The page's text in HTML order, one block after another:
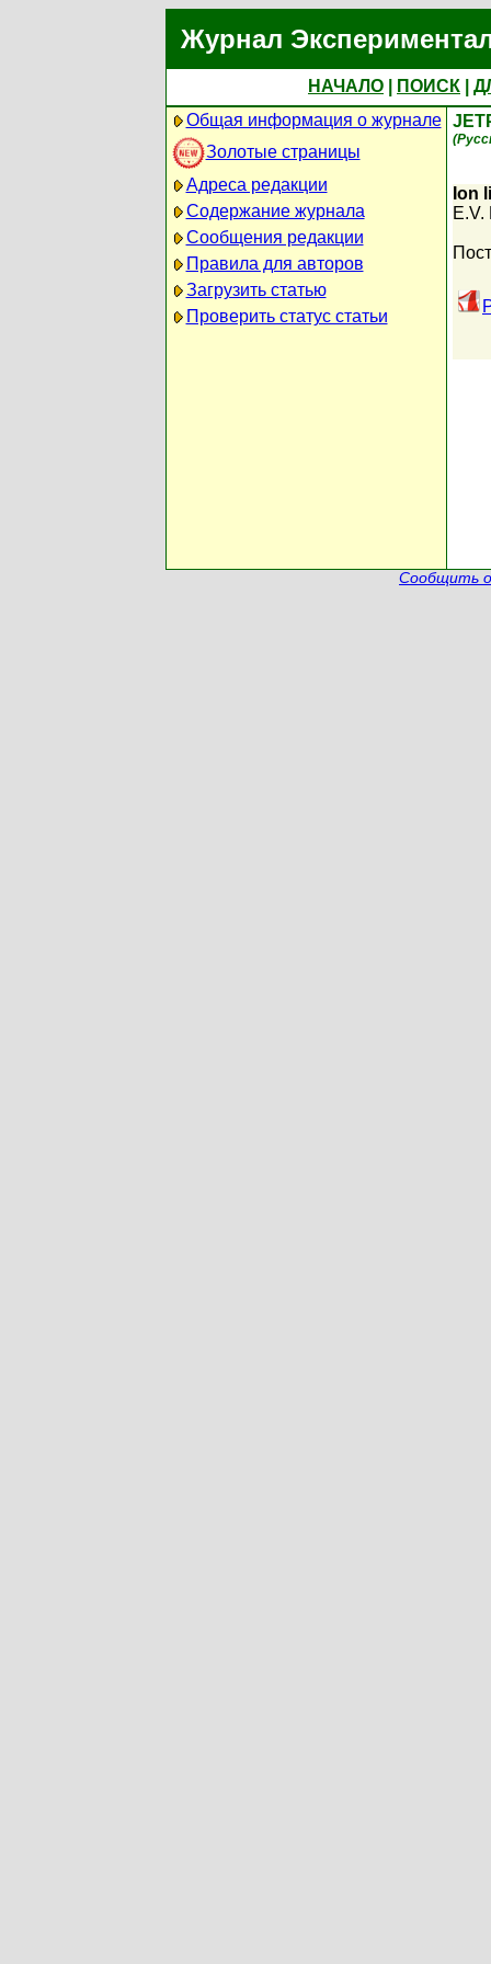
Журнал
НАЧАЛО ПОИСК
Общая информация о журнале
Золотые страницы
Адреса редакции
Содержание журнала
Сообщения редакции
Правила для авторов
Загрузить статью
Проверить статус статьи
Ion
E.V.
Сообщить о